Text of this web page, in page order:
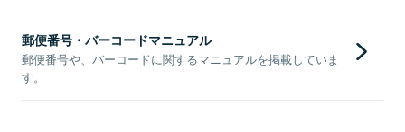
郵便番号・バーコードマニュアル
郵便番号や、バーコードに関するマニュアルを掲載していま
す。